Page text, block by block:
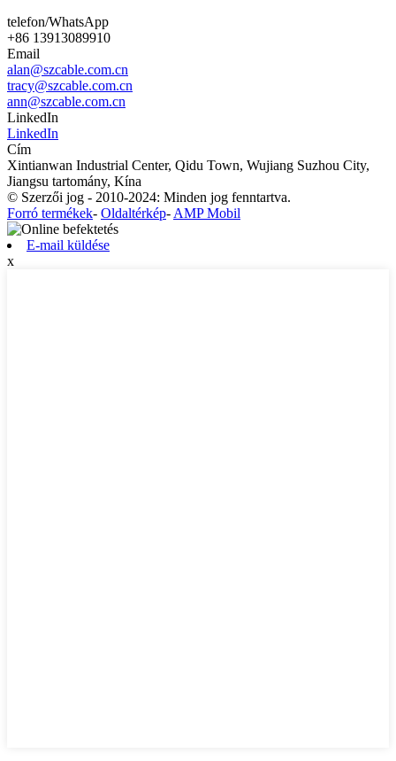
telefon/WhatsApp
+86 13913089910
Email
alan@szcable.com.cn
tracy@szcable.com.cn
ann@szcable.com.cn
LinkedIn
LinkedIn
Cím
Xintianwan Industrial Center, Qidu Town, Wujiang Suzhou City,
Jiangsu tartomány, Kína
© Szerzői jog - 2010-2024: Minden jog fenntartva.
Forró termékek- Oldaltérkép-AMP Mobil
E-mail küldése
x